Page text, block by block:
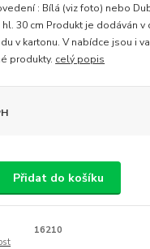
: Bílá (viz foto) nebo
hl. 30 cm Produkt je dodáván
v kartonu. V nabídce jsou i
produkty. celý popis
Přidat do košíku
16210